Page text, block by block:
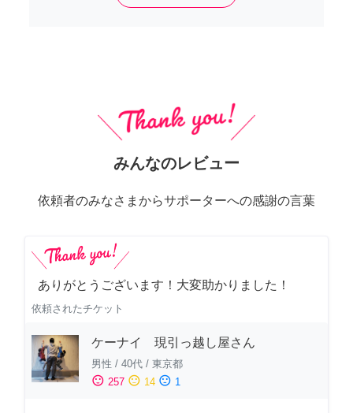
みんなのレビュー
依頼者のみなさまからサポーターへの感謝の言葉
ありがとうございます！大変助かりました！
依頼されたチケット
ケーナイ 現引っ越し屋さん
男性 / 40代 / 東京都
sentiment_satisfied 257 sentiment_neutral 14 sentiment_dissatisfied 1